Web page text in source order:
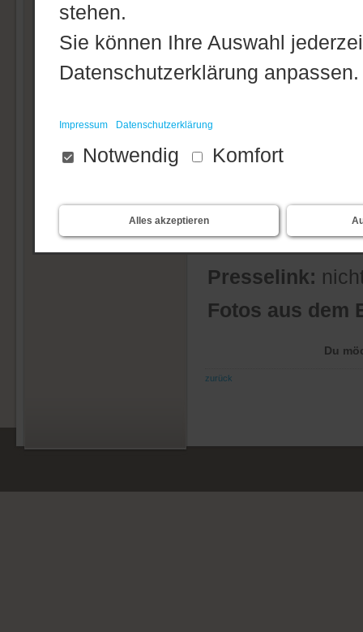
stehen.
Sie können Ihre Auswahl
Datenschutzerklärung anpassen.
Impressum Datenschutzerklärung
Notwendig Komfort
Alles akzeptieren
einem
meldete ein
und durch die
Stadtwerke
daraufhin
Presselink:
Fotos aus dem
Du
zurück